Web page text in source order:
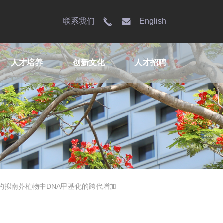
联系我们 English
人才培养 创新文化 人才招聘
拟南芥植物中DNA甲基化的跨代增加